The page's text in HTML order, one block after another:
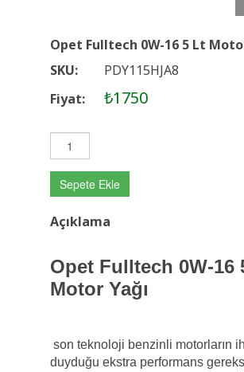
Opet Fulltech 0W-16 5 Lt
SKU:
PDY115HJA8
Fiyat:
₺1750
Sepete Ekle
Açıklama
Opet Fulltech 0W-16
Motor Yağı
son teknoloji benzinli motorların
duyduğu ekstra performans